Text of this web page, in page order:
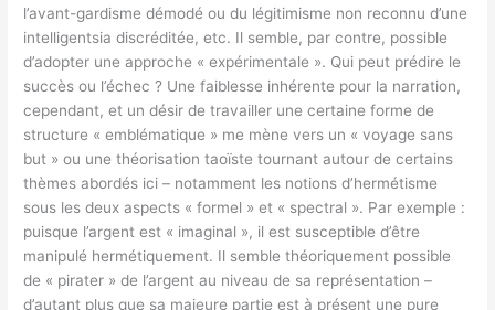
l’avant-gardisme démodé ou du légitimisme non reconnu d’une
intelligentsia discréditée, etc. Il semble, par contre, possible
d’adopter une approche « expérimentale ». Qui peut prédire le
succès ou l’échec ? Une faiblesse inhérente pour la narration,
cependant, et un désir de travailler une certaine forme de
structure « emblématique » me mène vers un « voyage sans
but » ou une théorisation taoïste tournant autour de certains
thèmes abordés ici – notamment les notions d’hermétisme
sous les deux aspects « formel » et « spectral ». Par exemple :
puisque l’argent est « imaginal », il est susceptible d’être
manipulé hermétiquement. Il semble théoriquement possible
de « pirater » de l’argent au niveau de sa représentation –
d’autant plus que sa majeure partie est à présent une pure